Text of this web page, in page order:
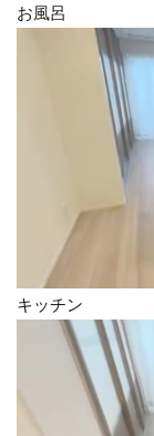
お風呂
キッチン